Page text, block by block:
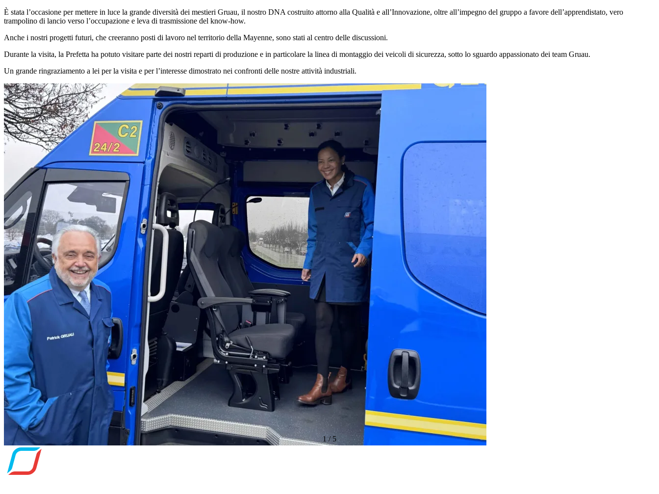
È stata l’occasione per mettere in luce la grande diversità dei mestieri Gruau, il nostro DNA costruito attorno alla Qualità e all’Innovazione, oltre all’impegno del gruppo a favore dell’apprendistato, vero
trampolino di lancio verso l’occupazione e leva di trasmissione del know-how.
Anche i nostri progetti futuri, che creeranno posti di lavoro nel territorio della Mayenne, sono stati al centro delle discussioni.
Durante la visita, la Prefetta ha potuto visitare parte dei nostri reparti di produzione e in particolare la linea di montaggio dei veicoli di sicurezza, sotto lo sguardo appassionato dei team Gruau.
Un grande ringraziamento a lei per la visita e per l’interesse dimostrato nei confronti delle nostre attività industriali.
1 /5